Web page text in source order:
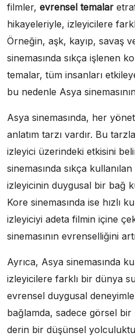
filmler, evrensel temalar
hikayeleriyle, izleyicilere
Örneğin, aşk, kayıp, savaş
sinemasında sıkça işlenen
temalar, tüm insanları
bu nedenle Asya
Asya sinemasında, her
anlatım tarzı vardır. Bu
izleyici üzerindeki etkisini
sinemasında sıkça
izleyicinin duygusal bir bağ
Kore sinemasında ise hızlı
izleyiciyi adeta filmin içine
sinemasının evrenselliğini
Ayrıca, Asya sinemasında
izleyicilere farklı bir dünya
evrensel duygusal
bağlamda, sadece görsel bir
derin bir düşünsel